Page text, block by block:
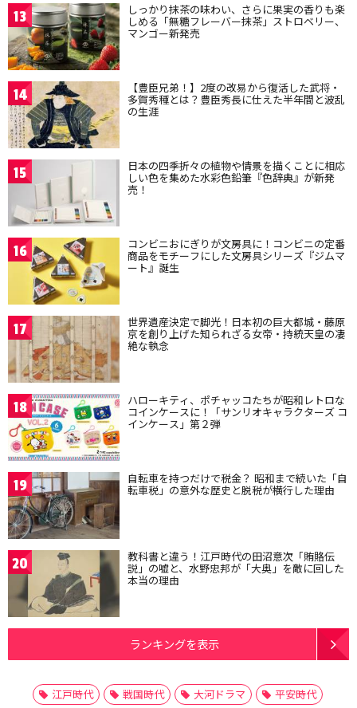
13 しっかり抹茶の味わい、さらに果実の香りも楽
しめる「無糖フレーバー抹茶」ストロベリー、
マンゴー新発売
14 【豊臣兄弟！】2度の改易から復活した武将・
多賀秀種とは？豊臣秀長に仕えた半年間と波乱
の生涯
15 日本の四季折々の植物や情景を描くことに相応
しい色を集めた水彩色鉛筆『色辞典』が新発
売！
16 コンビニおにぎりが文房具に！コンビニの定番
商品をモチーフにした文房具シリーズ『ジムマ
ート』誕生
17 世界遺産決定で脚光！日本初の巨大都城・藤原
京を創り上げた知られざる女帝・持統天皇の凄
絶な執念
18 ハローキティ、ポチャッコたちが昭和レトロな
コインケースに！「サンリオキャラクターズ コ
インケース」第２弾
19 自転車を持つだけで税金？ 昭和まで続いた「自
転車税」の意外な歴史と脱税が横行した理由
20 教科書と違う！江戸時代の田沼意次「賄賂伝
説」の嘘と、水野忠邦が「大奥」を敵に回した
本当の理由
ランキングを表示
江戸時代 戦国時代 大河ドラマ
平安時代